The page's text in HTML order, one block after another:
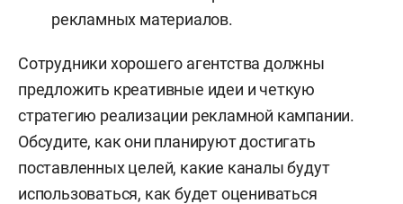
рекламных материалов.
Сотрудники хорошего агентства должны
предложить креативные идеи и четкую
стратегию реализации рекламной кампании.
Обсудите, как они планируют достигать
поставленных целей, какие каналы будут
использоваться, как будет оцениваться